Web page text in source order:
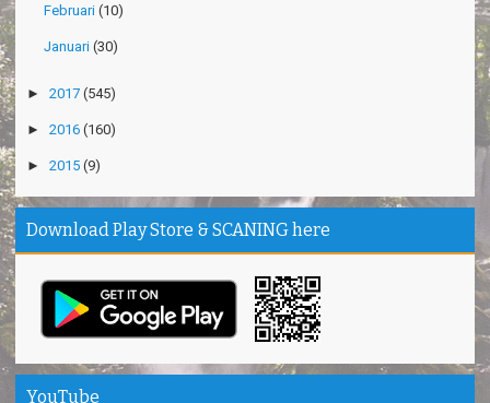
Februari (10)
Januari (30)
► 2017 (545)
► 2016 (160)
► 2015 (9)
Download Play Store & SCANING here
YouTube